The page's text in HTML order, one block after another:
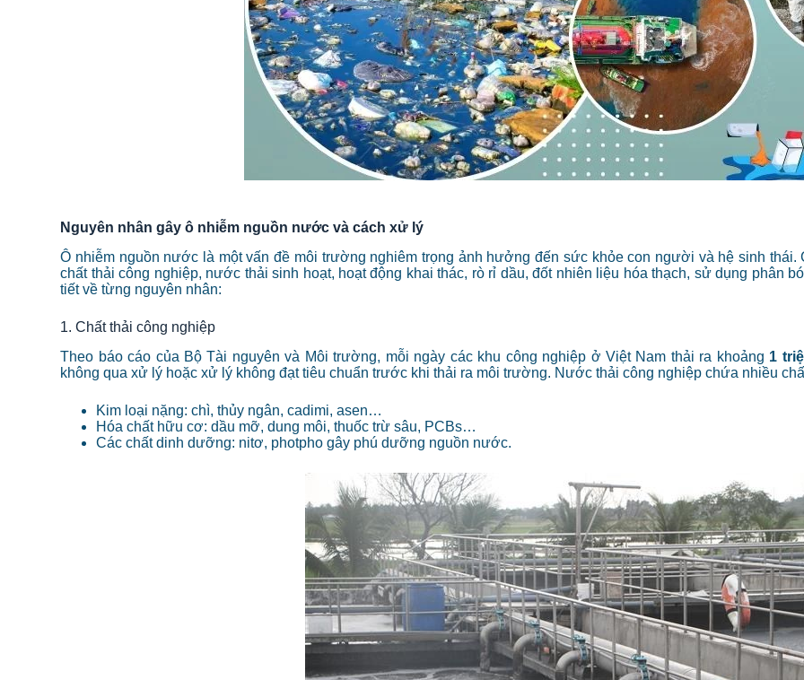
Nguyên nhân gây ô nhiễm nguồn nước và cách xử lý
Ô nhiễm nguồn nước là một vấn đề môi trường nghiêm trọng ảnh hưởng đến sức khỏe con người và hệ sinh
chất thải công nghiệp, nước thải sinh hoạt, hoạt động khai thác, rò rỉ dầu, đốt nhiên liệu hóa thạch, sử dụng phân
tiết về từng nguyên nhân:
1. Chất thải công nghiệp
Theo báo cáo của Bộ Tài nguyên và Môi trường, mỗi ngày các khu công nghiệp ở Việt Nam thải ra khoảng 1
không qua xử lý hoặc xử lý không đạt tiêu chuẩn trước khi thải ra môi trường. Nước thải công nghiệp chứa nhiều
Kim loại nặng: chì, thủy ngân, cadimi, asen…
Hóa chất hữu cơ: dầu mỡ, dung môi, thuốc trừ sâu, PCBs…
Các chất dinh dưỡng: nitơ, photpho gây phú dưỡng nguồn nước.